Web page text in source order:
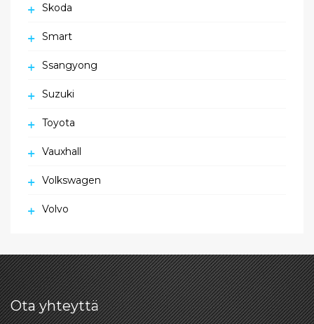
Skoda
Smart
Ssangyong
Suzuki
Toyota
Vauxhall
Volkswagen
Volvo
Ota yhteyttä